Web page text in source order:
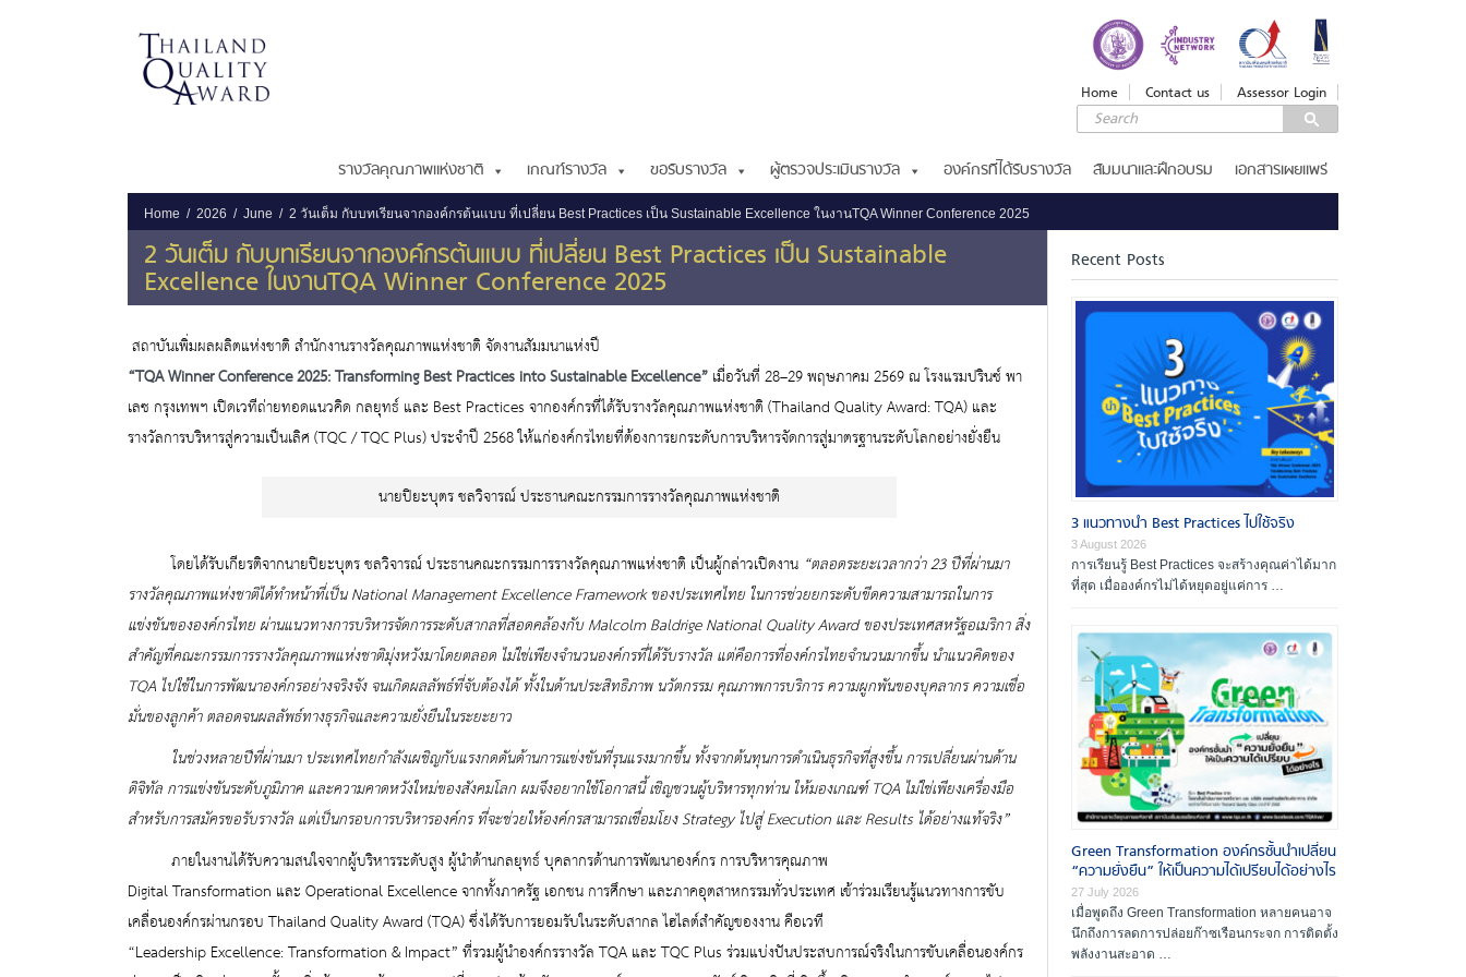
Home Contact us Assessor Login
รางวัลคุณภาพแห่งชาติ เกณฑ์รางวัล ขอรับรางวัล ผู้ตรวจประเมินรางวัล องค์กรที่ได้รับรางวัล สัมมนาและฝึกอบรม เอกสารเผยแพร่
Home 2026 June 2 วันเต็ม กับบทเรียนจากองค์กรต้นแบบ ที่เปลี่ยน Best Practices เป็น Sustainable Excellence ในงานTQA Winner Conference 2025
2 วันเต็ม กับบทเรียนจากองค์กรต้นแบบ ที่เปลี่ยน Best Practices เป็น Sustainable
Excellence ในงานTQA Winner Conference 2025
สถาบันเพิ่มผลผลิตแห่งชาติ สำนักงานรางวัลคุณภาพแห่งชาติ จัดงานสัมมนาแห่งปี
“TQA WinnerConference 2025: Transforming Best PracticesintoSustainableExcellence”เมื่อวันที่ 28–29 พฤษภาคม 2569 ณ โรงแรมปรินซ์ พา
เลซ กรุงเทพฯ เปิดเวทีถ่ายทอดแนวคิด กลยุทธ์ และ BestPracticesจากองค์กรที่ได้รับรางวัลคุณภาพแห่งชาติ (ThailandQualityAward: TQA) และ
รางวัลการบริหารสู่ความเป็นเลิศ (TQC / TQC Plus) ประจำปี 2568 ให้แก่องค์กรไทยที่ต้องการยกระดับการบริหารจัดการสู่มาตรฐานระดับโลกอย่างยั่งยืน
นายปิยะบุตร ชลวิจารณ์ ประธานคณะกรรมการรางวัลคุณภาพแห่งชาติ
โดยได้รับเกียรติจากนายปิยะบุตร ชลวิจารณ์ ประธานคณะกรรมการรางวัลคุณภาพแห่งชาติ เป็นผู้กล่าวเปิดงาน “ตลอดระยะเวลากว่า 23 ปีที่ผ่านมา
รางวัลคุณภาพแห่งชาติได้ทำหน้าที่เป็น National ManagementExcellenceFrameworkของประเทศไทย ในการช่วยยกระดับขีดความสามารถในการ
แข่งขันขององค์กรไทย ผ่านแนวทางการบริหารจัดการระดับสากลที่สอดคล้องกับMalcolmBaldrige National QualityAwardของประเทศสหรัฐอเมริกา สิ่ง
สำคัญที่คณะกรรมการรางวัลคุณภาพแห่งชาติมุ่งหวังมาโดยตลอด ไม่ใช่เพียงจำนวนองค์กรที่ได้รับรางวัล แต่คือการที่องค์กรไทยจำนวนมากขึ้น นำแนวคิดของ
TQA ไปใช้ในการพัฒนาองค์กรอย่างจริงจัง จนเกิดผลลัพธ์ที่จับต้องได้ ทั้งในด้านประสิทธิภาพ นวัตกรรม คุณภาพการบริการ ความผูกพันของบุคลากร ความเชื่อ
มั่นของลูกค้า ตลอดจนผลลัพธ์ทางธุรกิจและความยั่งยืนในระยะยาว
ในช่วงหลายปีที่ผ่านมา ประเทศไทยกำลังเผชิญกับแรงกดดันด้านการแข่งขันที่รุนแรงมากขึ้น ทั้งจากต้นทุนการดำเนินธุรกิจที่สูงขึ้น การเปลี่ยนผ่านด้าน
ดิจิทัล การแข่งขันระดับภูมิภาค และความคาดหวังใหม่ของสังคมโลก ผมจึงอยากใช้โอกาสนี้ เชิญชวนผู้บริหารทุกท่าน ให้มองเกณฑ์ TQA ไม่ใช่เพียงเครื่องมือ
สำหรับการสมัครขอรับรางวัล แต่เป็นกรอบการบริหารองค์กร ที่จะช่วยให้องค์กรสามารถเชื่อมโยงStrategyไปสู่ExecutionและResultsได้อย่างแท้จริง”
ภายในงานได้รับความสนใจจากผู้บริหารระดับสูง ผู้นำด้านกลยุทธ์ บุคลากรด้านการพัฒนาองค์กร การบริหารคุณภาพ
DigitalTransformation และOperationalExcellenceจากทั้งภาครัฐ เอกชน การศึกษา และภาคอุตสาหกรรมทั่วประเทศ เข้าร่วมเรียนรู้แนวทางการขับ
เคลื่อนองค์กรผ่านกรอบ ThailandQualityAward (TQA) ซึ่งได้รับการยอมรับในระดับสากลไฮไลต์สำคัญของงาน คือเวที
“LeadershipExcellence:Transformation&Impact” ที่รวมผู้นำองค์กรรางวัล TQA และ TQCPlusร่วมแบ่งปันประสบการณ์จริงในการขับเคลื่อนองค์กร
Recent Posts
3 แนวทางนำ Best Practices ไปใช้จริง
3 August 2026
การเรียนรู้ Best Practices จะสร้างคุณค่าได้มาก
ที่สุด เมื่อองค์กรไม่ได้หยุดอยู่แค่การ …
Green Transformation องค์กรชั้นนำเปลี่ยน
“ความยั่งยืน” ให้เป็นความได้เปรียบได้อย่างไร
27 July 2026
เมื่อพูดถึง Green Transformation หลายคนอาจ
นึกถึงการลดการปล่อยก๊าซเรือนกระจก การติดตั้ง
พลังงานสะอาด …
LOGIN
Login
Username
Password
ลืมรหัสผ่าน
SERVICES
รางวัลคุณภาพแห่งชาติ
เกณฑ์รางวัล
ผู้ตรวจประเมินรางวัล